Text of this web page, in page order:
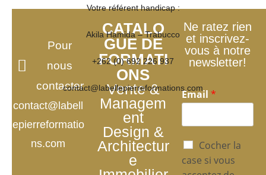
Votre référent handicap :
Akila Hamida – Trabucco
+262 (0) 692 226 937
contact@labellepierreformations.com
Pour
nous
contacter
contact@labell
epierreformatio
ns.com
CATALO
GUE DE
FORMATI
ONS
Vente &
Managem
ent
Design &
Architectur
e
Ne ratez rien
et inscrivez-
vous à notre
newsletter!
Email*
P
o
l
Cocher la
case si vous